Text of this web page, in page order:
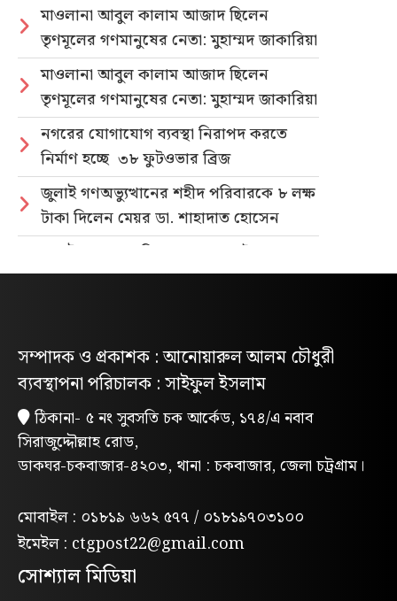
মাওলানা আবুল কালাম আজাদ ছিলেন
তৃণমূলের গণমানুষের নেতা: মুহাম্মদ জাকারিয়া
মাওলানা আবুল কালাম আজাদ ছিলেন
তৃণমূলের গণমানুষের নেতা: মুহাম্মদ জাকারিয়া
নগরের যোগাযোগ ব্যবস্থা নিরাপদ করতে
নির্মাণ হচ্ছে ৩৮ ফুটওভার ব্রিজ
জুলাই গণঅভ্যুত্থানের শহীদ পরিবারকে ৮ লক্ষ
টাকা দিলেন মেয়র ডা. শাহাদাত হোসেন
জুলাই গণহত্যার বিচার ও গণভোটের গণরায়
বাস্তবায়নের দাবিতে জাতীয় ছাত্রশক্তির
পরিবেশবান্ধব ই-রিকশার লাইসেন্স
গণভোটের রায় ও জুলাই সনদ বাস্তবায়নের
দাবিতে লোহাগাড়ায় ছাত্রশিবিরের বিক্ষোভ
মিছিল
“চাঁদা নাপেয়ে পেঁপে বাগান ধ্বংস: পাহাড়ি
সন্ত্রাসীদের গ্রেপ্তারের দাবিতে পিসিসিপির
বিক্ষোভ”
লোহাগাড়ায় পরিবেশক অ্যাসোসিয়েশনের
উদ্যোগে বন্যাদুর্গতদের মাঝে ঢেউটিন বিতরণ
সম্পাদক ও প্রকাশক : আনোয়ারুল আলম চৌধুরী
ব্যবস্থাপনা পরিচালক : সাইফুল ইসলাম
ঠিকানা- ৫ নং সুবসতি চক আর্কেড, ১৭৪/এ নবাব
সিরাজুদ্দৌল্লাহ রোড,
ডাকঘর-চকবাজার-৪২০৩, থানা : চকবাজার, জেলা চট্রগ্রাম।
মোবাইল : ০১৮১৯ ৬৬২ ৫৭৭ / ০১৮১৯৭০৩১০০
ইমেইল : ctgpost22@gmail.com
সোশ্যাল মিডিয়া